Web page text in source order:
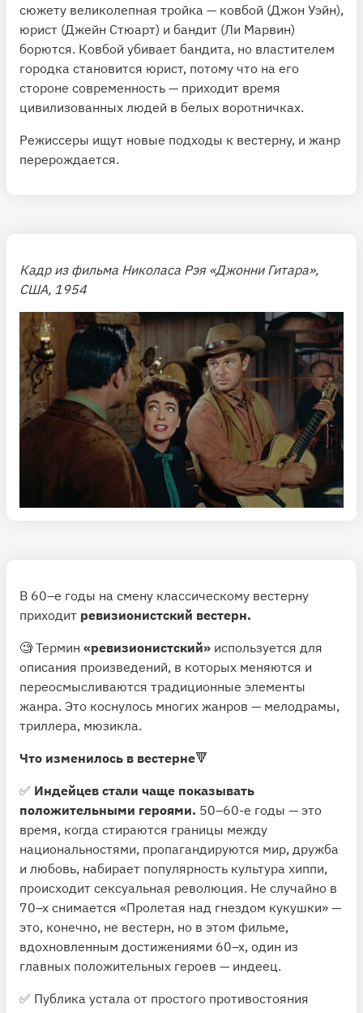
сюжету великолепная тройка — ковбой (Джон Уэйн),
юрист (Джейн Стюарт) и бандит (Ли Марвин)
борются. Ковбой убивает бандита, но властителем
городка становится юрист, потому что на его
стороне современность — приходит время
цивилизованных людей в белых воротничках.
Режиссеры ищут новые подходы к вестерну, и жанр
перерождается.
Кадр из фильма Николаса Рэя «Джонни Гитара»,
США, 1954
В 60–е годы на смену классическому вестерну
приходит ревизионистский вестерн.
🧐 Термин «ревизионистский» используется для
описания произведений, в которых меняются и
переосмысливаются традиционные элементы
жанра. Это коснулось многих жанров — мелодрамы,
триллера, мюзикла.
Что изменилось в вестерне🔻
✅ Индейцев стали чаще показывать
положительными героями. 50–60-е годы — это
время, когда стираются границы между
национальностями, пропагандируются мир, дружба
и любовь, набирает популярность культура хиппи,
происходит сексуальная революция. Не случайно в
70–х снимается «Пролетая над гнездом кукушки» —
это, конечно, не вестерн, но в этом фильме,
вдохновленным достижениями 60–х, один из
главных положительных героев — индеец.
✅ Публика устала от простого противостояния